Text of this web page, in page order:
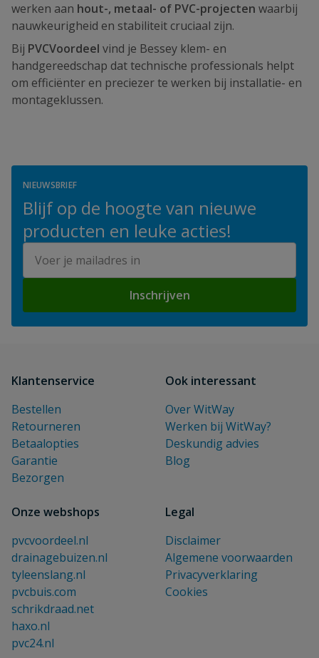
werken aan hout-, metaal- of PVC-projecten waarbij
nauwkeurigheid en stabiliteit cruciaal zijn.
Bij PVCVoordeel vind je Bessey klem- en
handgereedschap dat technische professionals helpt
om efficiënter en preciezer te werken bij installatie- en
montageklussen.
NIEUWSBRIEF
Blijf op de hoogte van nieuwe
producten en leuke acties!
Inschrijven
Klantenservice
Bestellen
Retourneren
Betaalopties
Garantie
Bezorgen
Ook interessant
Over WitWay
Werken bij WitWay?
Deskundig advies
Blog
Onze webshops
pvcvoordeel.nl
drainagebuizen.nl
tyleenslang.nl
pvcbuis.com
schrikdraad.net
haxo.nl
pvc24.nl
Legal
Disclaimer
Algemene voorwaarden
Privacyverklaring
Cookies